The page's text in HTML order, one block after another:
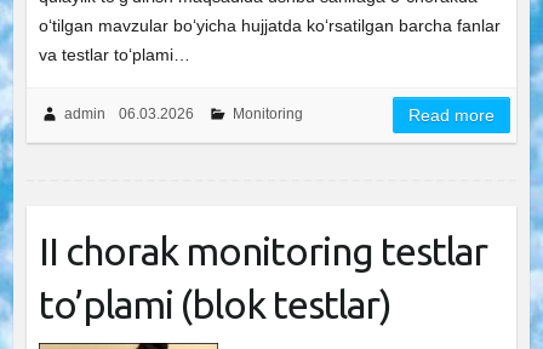
oʻtilgan mavzular boʻyicha hujjatda koʻrsatilgan barcha fanlar
va testlar toʻplami…
admin 06.03.2026 Monitoring Read more
II chorak monitoring testlar
to’plami (blok testlar)